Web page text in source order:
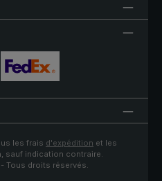
les frais d'expédition et les
sauf indication contraire.
Tous droits réservés.